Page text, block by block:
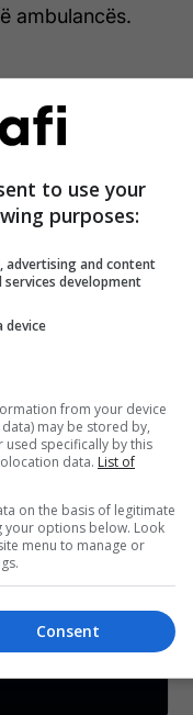
ambulancës.
E.Z 80 vjeç
ujitur në arë,
dhe për
të
to use your
purposes:
advertising and content
services development
device
from your device
may be stored by,
used specifically by this
data. List of
on the basis of legitimate
your options below. Look
menu to manage or
Consent